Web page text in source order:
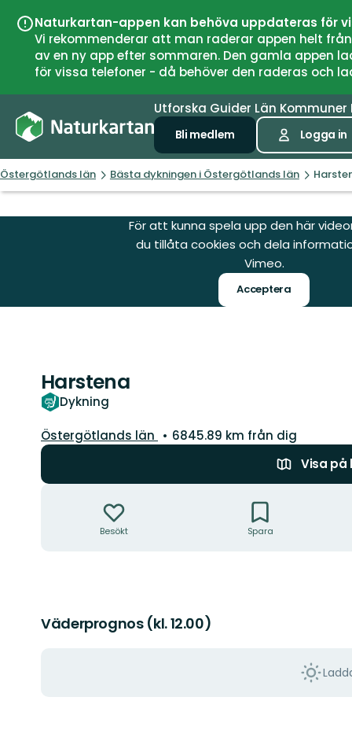
Naturkartan-appen kan behöva uppdateras för
Vi rekommenderar att man raderar appen helt
av en ny app efter sommaren. Den gamla
för vissa telefoner - då behöver den raderas och
Utforska Guider Län Kommuner
Bli medlem Logga in
Östergötlands län Bästa dykningen i Östergötlands län
För att kunna spela upp den här
du tillåta cookies och dela
Vimeo.
Acceptera
Harstena
Dykning
Län:
Östergötlands län
6845.89 km från dig
Visa på
Besökt Spara
Väderprognos (kl. 12.00)